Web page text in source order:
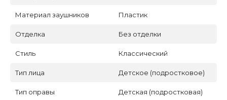
Материал заушников Пластик
Отделка Без отделки
Стиль Классический
Тип лица Детское (подростковое)
Тип оправы Детская (подростковая)